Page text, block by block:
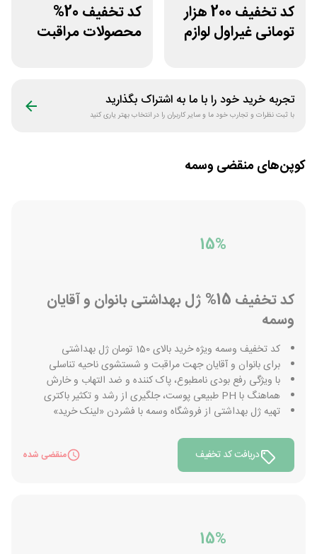
کد تخفیف 200 هزار
تومانی غیراول لوازم
کد تخفیف 20%
محصولات مراقبت
تجربه خرید خود را با ما به اشتراک بگذارید
با ثبت نظرات و تجارب خود ما و سایر کاربران را در انتخاب بهتر یاری کنید
کوپن‌های منقضی وسمه
15%
کد تخفیف 15% ژل بهداشتی بانوان و آقایان
وسمه
کد تخفیف وسمه ویژه خرید بالای 150 تومان ژل بهداشتی
برای بانوان و آقایان جهت مراقبت و شستشوی ناحیه تناسلی
با ویژگی رفع بودی نامطبوع، پاک کننده و ضد التهاب و خارش
هماهنگ با PH طبیعی پوست، جلگیری از رشد و تکثیر باکتری
تهیه ژل بهداشتی از فروشگاه وسمه با فشردن «لینک خرید»
دریافت کد تخفیف منقضی شده
15%